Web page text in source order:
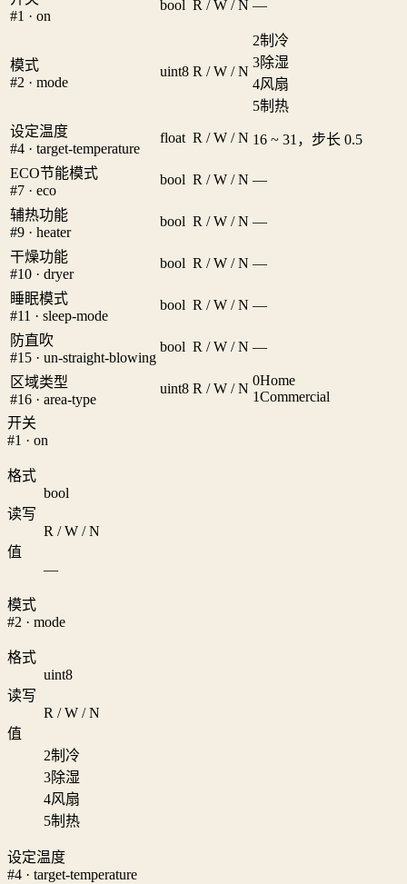
#1 · on
bool R / W / N —
模式
#2 · mode
uint8 R / W / N
2制冷
3除湿
4风扇
5制热
设定温度
#4 · target-temperature
float R / W / N 16 ~ 31，步长 0.5
ECO节能模式
#7 · eco
bool R / W / N —
辅热功能
#9 · heater
bool R / W / N —
干燥功能
#10 · dryer
bool R / W / N —
睡眠模式
#11 · sleep-mode
bool R / W / N —
防直吹
#15 · un-straight-blowing
bool R / W / N —
区域类型
#16 · area-type
uint8 R / W / N
0Home
1Commercial
开关
#1 · on
格式
bool
读写
R / W / N
值
—
模式
#2 · mode
格式
uint8
读写
R / W / N
值
2制冷
3除湿
4风扇
5制热
设定温度
#4 · target-temperature